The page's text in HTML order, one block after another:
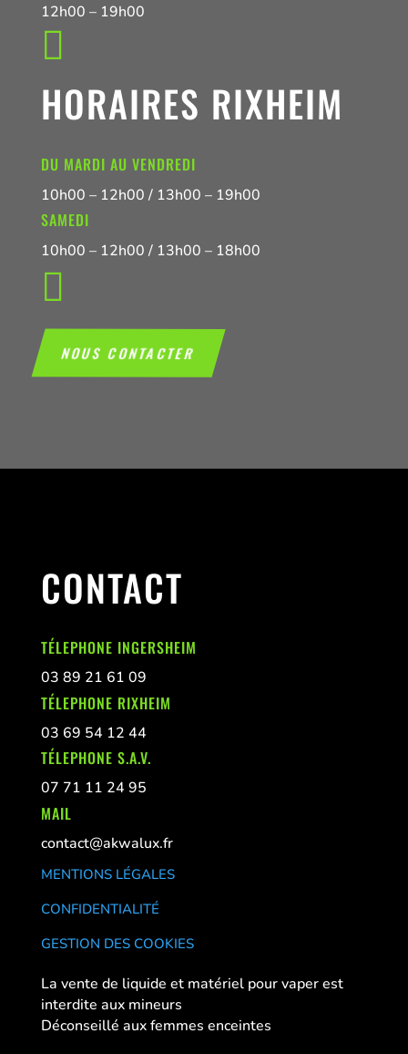
12h00 – 19h00

HORAIRES RIXHEIM
DU MARDI AU VENDREDI
10h00 – 12h00 / 13h00 – 19h00
SAMEDI
10h00 – 12h00 / 13h00 – 18h00

NOUS CONTACTER
CONTACT
TÉLEPHONE INGERSHEIM
03 89 21 61 09
TÉLEPHONE RIXHEIM
03 69 54 12 44
TÉLEPHONE S.A.V.
07 71 11 24 95
MAIL
contact@akwalux.fr
MENTIONS LÉGALES
CONFIDENTIALITÉ
GESTION DES COOKIES
La vente de liquide et matériel pour vaper est
interdite aux mineurs
Déconseillé aux femmes enceintes